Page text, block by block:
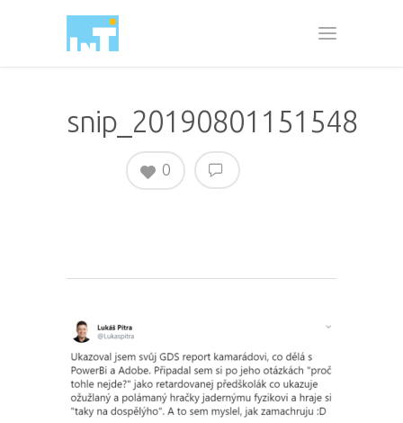
snip_20190801151548
0